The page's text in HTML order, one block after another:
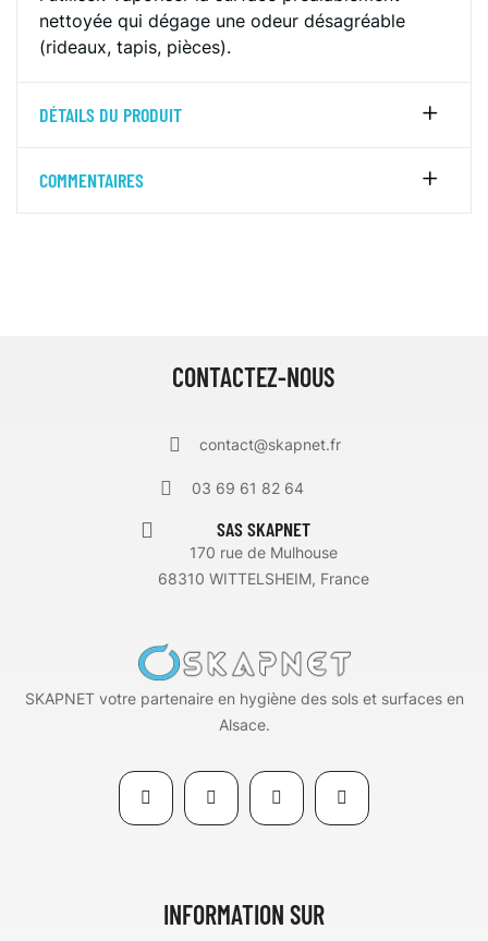
nettoyée qui dégage une odeur désagréable
(rideaux, tapis, pièces).
DÉTAILS DU PRODUIT
COMMENTAIRES
CONTACTEZ-NOUS
contact@skapnet.fr
03 69 61 82 64
SAS SKAPNET
170 rue de Mulhouse
68310 WITTELSHEIM, France
SKAPNET votre partenaire en hygiène des sols et surfaces en
Alsace.
INFORMATION SUR